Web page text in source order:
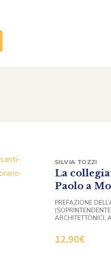
La
Paolo a
12,90€
SILVIA TOZZI
PREFAZIONE
ARCHITETTONICI,